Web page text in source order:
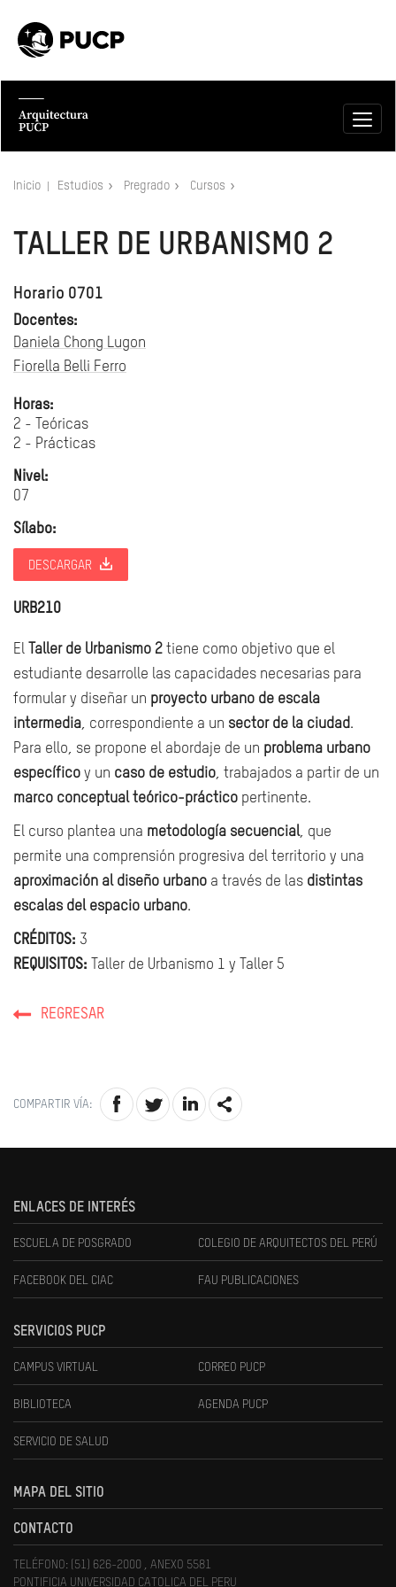
Inicio Estudios Pregrado Cursos
TALLER DE URBANISMO 2
Horario 0701
Docentes:
Daniela Chong Lugon
Fiorella Belli Ferro
Horas:
2 - Teóricas
2 - Prácticas
Nivel:
07
Sílabo:
DESCARGAR
URB210
El Taller de Urbanismo 2 tiene como objetivo que el
estudiante desarrolle las capacidades necesarias para
formular y diseñar un proyecto urbano de escala
intermedia, correspondiente a un sector de la ciudad.
Para ello, se propone el abordaje de un problema urbano
específico y un caso de estudio, trabajados a partir de un
marco conceptual teórico-práctico pertinente.
El curso plantea una metodología secuencial, que
permite una comprensión progresiva del territorio y una
aproximación al diseño urbano a través de las distintas
escalas del espacio urbano.
CRÉDITOS: 3
REQUISITOS: Taller de Urbanismo 1 y Taller 5
REGRESAR
COMPARTIR VÍA:
ENLACES DE INTERÉS
ESCUELA DE POSGRADO COLEGIO DE ARQUITECTOS DEL PERÚ
FACEBOOK DEL CIAC FAU PUBLICACIONES
SERVICIOS PUCP
CAMPUS VIRTUAL CORREO PUCP
BIBLIOTECA AGENDA PUCP
SERVICIO DE SALUD
MAPA DEL SITIO
CONTACTO
TELÉFONO: (51) 626-2000 , ANEXO 5581
PONTIFICIA UNIVERSIDAD CATOLICA DEL PERU